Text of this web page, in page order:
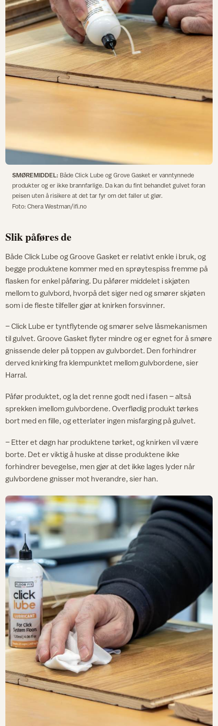
SMØREMIDDEL: Både Click Lube og Grove Gasket er vanntynnede
produkter og er ikke brannfarlige. Da kan du fint behandlet gulvet foran
peisen uten å risikere at det tar fyr om det faller ut glør.
Foto: Chera Westman/ifi.no
Slik påføres de
Både Click Lube og Groove Gasket er relativt enkle i bruk, og
begge produktene kommer med en sprøytespiss fremme på
flasken for enkel påføring. Du påfører middelet i skjøten
mellom to gulvbord, hvorpå det siger ned og smører skjøten
som i de fleste tilfeller gjør at knirken forsvinner.
– Click Lube er tyntflytende og smører selve låsmekanismen
til gulvet. Groove Gasket flyter mindre og er egnet for å smøre
gnissende deler på toppen av gulvbordet. Den forhindrer
derved knirking fra klempunktet mellom gulvbordene, sier
Harral.
Påfør produktet, og la det renne godt ned i fasen – altså
sprekken imellom gulvbordene. Overflødig produkt tørkes
bort med en fille, og etterlater ingen misfarging på gulvet.
– Etter et døgn har produktene tørket, og knirken vil være
borte. Det er viktig å huske at disse produktene ikke
forhindrer bevegelse, men gjør at det ikke lages lyder når
gulvbordene gnisser mot hverandre, sier han.